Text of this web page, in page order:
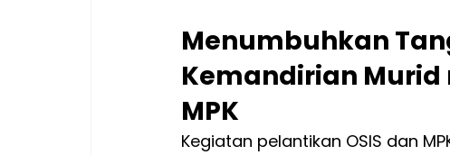
Menumbuhkan
Kemandirian Murid
MPK
Kegiatan pelantikan OSIS dan